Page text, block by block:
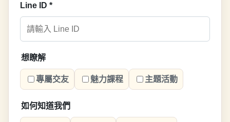
Line ID *
想瞭解
專屬交友 魅力課程 主題活動
如何知道我們